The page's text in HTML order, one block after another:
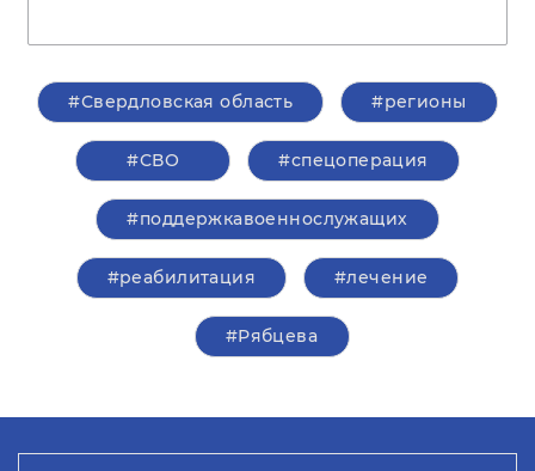
#Свердловская область #регионы
#СВО #спецоперация
#поддержкавоеннослужащих
#реабилитация #лечение
#Рябцева